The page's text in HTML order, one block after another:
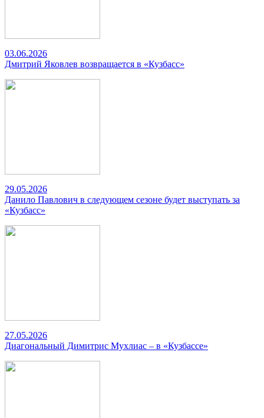
03.06.2026
Дмитрий Яковлев возвращается в «Кузбасс»
29.05.2026
Данило Павлович в следующем сезоне будет выступать за
«Кузбасс»
27.05.2026
Диагональный Димитрис Мухлиас – в «Кузбассе»